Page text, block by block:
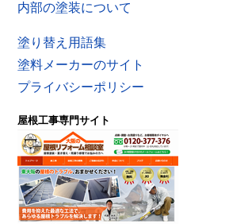
内部の塗装について
塗り替え用語集
塗料メーカーのサイト
プライバシーポリシー
屋根工事専門サイト